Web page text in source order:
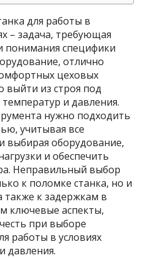
для работы в
– задача, требующая
понимания специфики
отлично
цеховых
выйти из строя под
и давления.
нужно подходить
учитывая все
выбирая оборудование,
и обеспечить
Неправильный выбор
к поломке станка, но и
также к задержкам в
ключевые аспекты,
при выборе
работы в условиях
давления.